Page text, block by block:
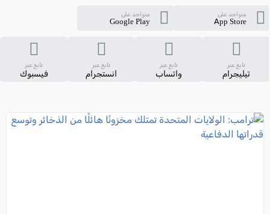
متواجد على
App Store
متواجد على
Google Play
تابع عبر
تيليجرام
تابع عبر
واتساب
تابع عبر
انستجرام
تابع عبر
فيسبوك